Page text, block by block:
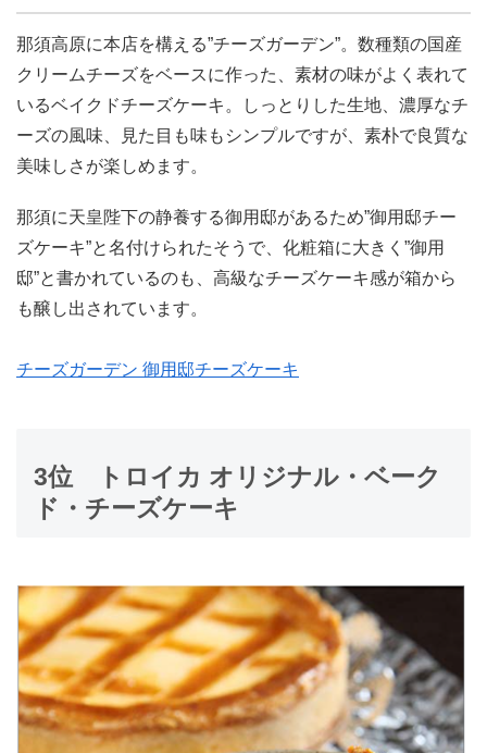
那須高原に本店を構える”チーズガーデン”。数種類の国産
クリームチーズをベースに作った、素材の味がよく表れて
いるベイクドチーズケーキ。しっとりした生地、濃厚なチ
ーズの風味、見た目も味もシンプルですが、素朴で良質な
美味しさが楽しめます。
那須に天皇陛下の静養する御用邸があるため”御用邸チー
ズケーキ”と名付けられたそうで、化粧箱に大きく”御用
邸”と書かれているのも、高級なチーズケーキ感が箱から
も醸し出されています。
チーズガーデン 御用邸チーズケーキ
3位
トロイカ オリジナル・ベーク
ド・チーズケーキ